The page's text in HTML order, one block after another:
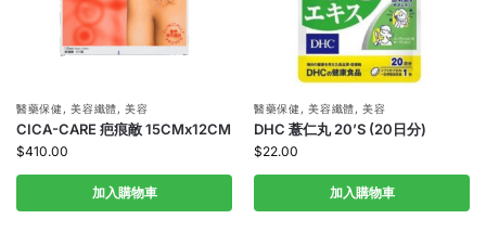
醫藥保健,美容纖體,美容
CICA-CARE 疤痕敵 15CMx12CM
$410.00
加入購物車
醫藥保健,美容纖體,美容
DHC 薏仁丸 20’S (20日分)
$22.00
加入購物車